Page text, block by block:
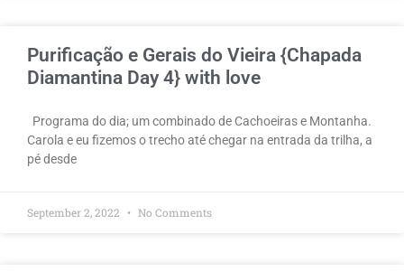
Purificação e Gerais do Vieira {Chapada
Diamantina Day 4} with love
Programa do dia; um combinado de Cachoeiras e Montanha.
Carola e eu fizemos o trecho até chegar na entrada da trilha, a
pé desde
September 2, 2022 No Comments